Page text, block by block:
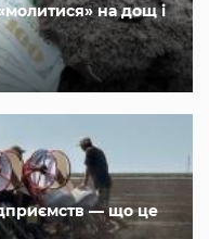
на дощ і
— що це